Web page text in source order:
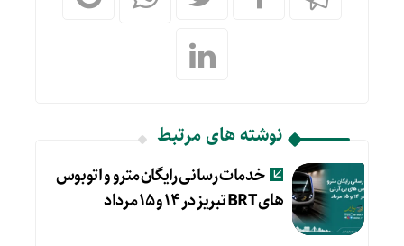
نوشته های مرتبط
خدمات رسانی رایگان مترو و اتوبوس
های BRT تبریز در ۱۴ و ۱۵ مرداد